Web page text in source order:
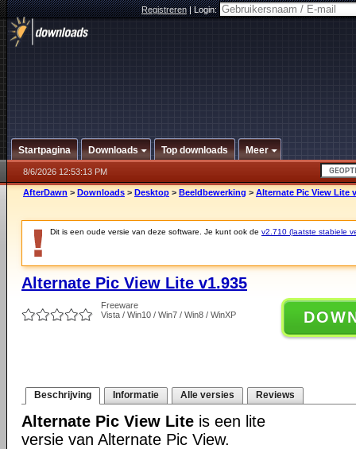
Registreren|Login:
Startpagina Downloads Top downloads Meer
8/6/2026 12:53:13 PM
AfterDawn > Downloads > Desktop > Beeldbewerking > Alternate Pic View Lite
Dit is een oude versie van deze software. Je kunt ook de v2.710 (laatste stabiele
Alternate Pic View Lite v1.935
Freeware
Vista / Win10 / Win7 / Win8 / WinXP
Beschrijving Informatie Alle versies Reviews
Alternate Pic View Lite is een lite
versie van Alternate Pic View.